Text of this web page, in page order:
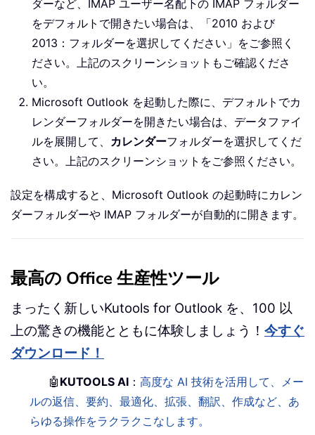
ダーなど、IMAP ユーザー名配下の IMAP フォルダー
をデフォルトで開きたい場合は、「2010 および
2013：フォルダーを選択してください」をご参照く
ださい。上記のスクリーンショットもご確認くださ
い。
Microsoft Outlook を起動した際に、デフォルトでカ
レンダーフォルダーを開きたい場合は、データファイ
ルを展開して、 カレンダーフォルダーを選択してくだ
さい。上記のスクリーンショットをご参照ください。
設定を構成すると、Microsoft Outlook の起動時にカレン
ダーフォルダーや IMAP フォルダーが自動的に開きます。
最高の Office 生産性ツール
まったく新しいKutools for Outlook を、100 以
上の驚きの機能とともに体験しましょう！ 今すぐ
ダウンロード！
🤖 KUTOOLS AI ：高度な AI 技術を活用して、メー
ルの返信、要約、最適化、拡張、翻訳、作成など、あ
らゆる操作をラクラクこなします。